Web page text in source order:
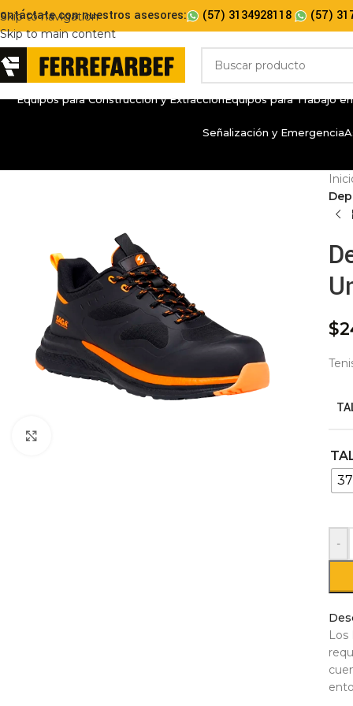
Skip to navigation
Skip to main content
con nuestros asesores: (57) 3134928118 (57)
Equipos para Construcción y ExtracciónEquipos para Trabajo
Señalización y Emergencia
$
37
-
Los